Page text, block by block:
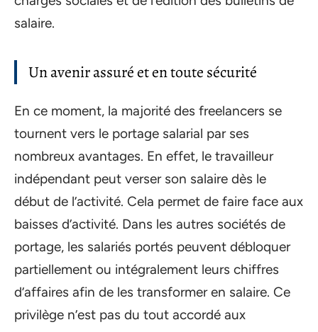
salaire.
Un avenir assuré et en toute sécurité
En ce moment, la majorité des freelancers se
tournent vers le portage salarial par ses
nombreux avantages. En effet, le travailleur
indépendant peut verser son salaire dès le
début de l’activité. Cela permet de faire face aux
baisses d’activité. Dans les autres sociétés de
portage, les salariés portés peuvent débloquer
partiellement ou intégralement leurs chiffres
d’affaires afin de les transformer en salaire. Ce
privilège n’est pas du tout accordé aux